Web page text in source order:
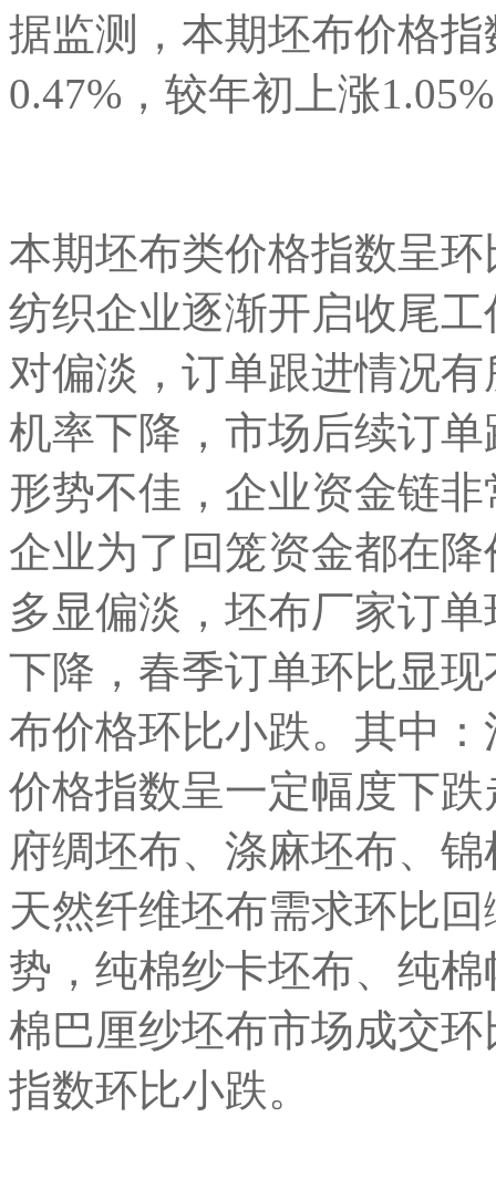
据监测，本期坯布价格
0.47%，较年初上涨
本期坯布类价格指数呈
纺织企业逐渐开启收尾
对偏淡，订单跟进情况
机率下降，市场后续订
形势不佳，企业资金链
企业为了回笼资金都在
多显偏淡，坯布厂家订
下降，春季订单环比显
布价格环比小跌。其中
价格指数呈一定幅度下
府绸坯布、涤麻坯布、
天然纤维坯布需求环比
势，纯棉纱卡坯布、纯
棉巴厘纱坯布市场成交
指数环比小跌。